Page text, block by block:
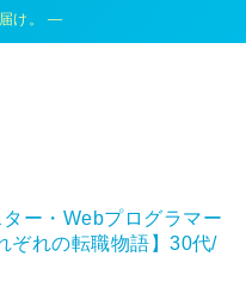
け。